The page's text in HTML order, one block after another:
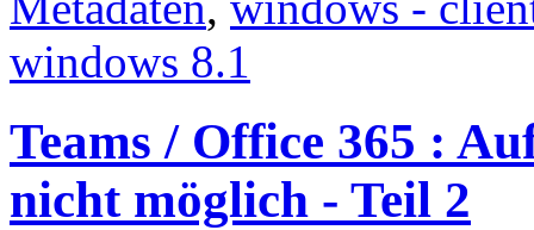
windows 8.1
Teams / Office 365 :
nicht möglich - Teil 2